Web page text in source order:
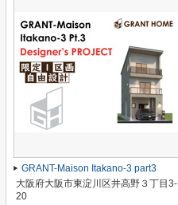
GRANT-Maison Itakano-3 part3
大阪府大阪市東淀川区井高野３丁目3-
20